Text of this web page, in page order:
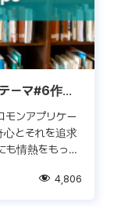
ーマ#6作成
モンアプリケー
心とそれを追求
も情熱をもって
4,806